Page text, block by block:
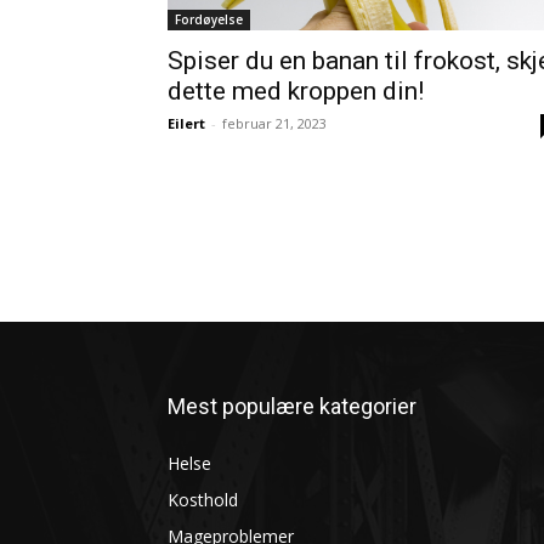
Fordøyelse
Spiser du en banan til frokost,
dette med kroppen din!
Eilert - februar 21, 2023
Mest populære kategorier
Helse
Kosthold
Mageproblemer